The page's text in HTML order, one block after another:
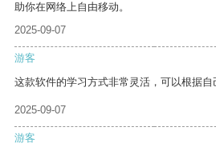
助你在网络上自由移动。
2025-09-07
游客
这款软件的学习方式非常灵活，可以根据自
2025-09-07
游客